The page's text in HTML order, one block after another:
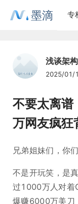
墨滴 专
浅谈架构
2025/01/
不要太离谱
万网友疯狂
兄弟姐妹们，你
不是开玩笑，是
过1000万人对着
爆赚6000万美刀